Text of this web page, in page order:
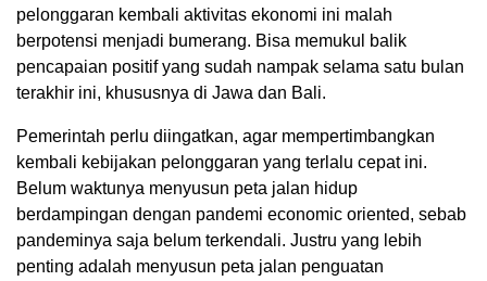
pelonggaran kembali aktivitas ekonomi ini malah
berpotensi menjadi bumerang. Bisa memukul balik
pencapaian positif yang sudah nampak selama satu bulan
terakhir ini, khususnya di Jawa dan Bali.
Pemerintah perlu diingatkan, agar mempertimbangkan
kembali kebijakan pelonggaran yang terlalu cepat ini.
Belum waktunya menyusun peta jalan hidup
berdampingan dengan pandemi economic oriented, sebab
pandeminya saja belum terkendali. Justru yang lebih
penting adalah menyusun peta jalan penguatan